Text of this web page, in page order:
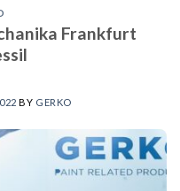
Frankfurt
BY GERKO